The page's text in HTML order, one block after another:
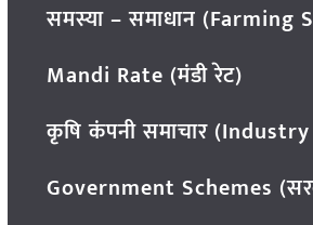
समस्या – समाधान (Farming
Mandi Rate (मंडी रेट)
कृषि कंपनी समाचार
Government Schemes